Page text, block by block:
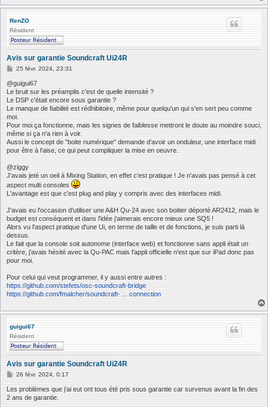
RenZO
Résident
Avis sur garantie Soundcraft Ui24R
M
s
s
a
g
e
25 févr. 2024, 23:31
@guigui67
Le bruit sur les préamplis c'est de quelle intensité ?
Le DSP c'était encore sous garantie ?
Le manque de fiabilité est rédhibitoire, même pour quelqu'un qui s'en sert peu comme
moi.
Pour moi ça fonctionne, mais les signes de faiblesse mettront le doute au moindre souci,
même si ça n'a rien à voir.
Aussi le concept de "boite numérique" demande d'avoir un onduleur, une interface midi
pour être à l'aise, ce qui peut compliquer la mise en oeuvre.
@ziggy
J'avais jeté un oeil à Mixing Station, en effet c'est pratique ! Je n'avais pas pensé à cet
aspect multi consoles
L'avantage est que c'est plug and play y compris avec des interfaces midi.
J'avais eu l'occasion d'utiliser une A&H Qu-24 avec son boitier déporté AR2412, mais le
budget est conséquent et dans l'idée j'aimerais encore mieux une SQ5 !
Alors vu l'aspect pratique d'une Ui, en terme de taille et de fonctions, je suis parti là
dessus.
Le fait que la console soit autonome (interface web) et fonctionne sans appli était un
critère, j'avais hésité avec la Qu-PAC mais l'appli officielle n'est que sur iPad donc pas
pour moi.
Pour celui qui veut programmer, il y aussi entre autres :
https://github.com/stefets/osc-soundcraft-bridge
https://github.com/fmalcher/soundcraft- ... connection
guigui67
Résident
Avis sur garantie Soundcraft Ui24R
M
s
s
26 févr. 2024, 0:17
Les problèmes que j'ai eut ont tous été pris sous garantie car survenus avant la fin des
2 ans de garantie.